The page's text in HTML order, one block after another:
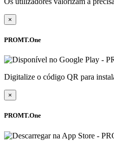
×
PROMT.One
Digitalize o código QR para
×
PROMT.One